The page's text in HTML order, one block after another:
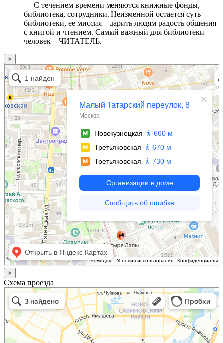
— С течением времени меняются книжные фонды,
библиотека, сотрудники. Неизменной остается суть
библиотеки, ее миссия – дарить людям радость общения
с книгой и чтением. Самый важный для библиотеки
человек – ЧИТАТЕЛЬ.
×
Москва
Малый Татарский переулок, 8 на карте Москвы, ближайшее метро Новокузнецкая —
Яндекс.Карты
×
Схема проезда
Казань
Малый Татарский переулок, 8 на карте Москвы, ближайшее метро Новокузнецкая —
Яндекс.Карты